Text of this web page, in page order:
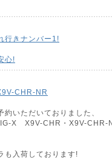
行きナンバー1!
心!
CHR-NR
いただいておりました、
X X9V-CHR・X9V-CHR-
も入荷しております!